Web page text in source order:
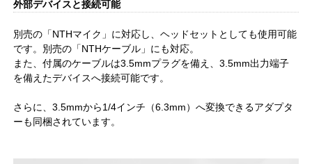
外部デバイスと接続可能
別売の「NTHマイク」に対応し、ヘッドセットとしても使用可能
です。別売の「NTHケーブル」にも対応。
また、付属のケーブルは3.5mmプラグを備え、3.5mm出力端子
を備えたデバイスへ接続可能です。
さらに、3.5mmから1/4インチ（6.3mm）へ変換できるアダプタ
ーも同梱されています。